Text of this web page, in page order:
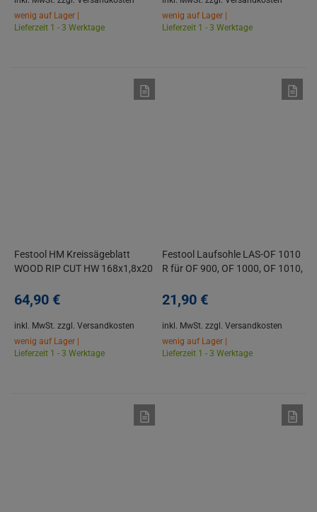
wenig auf Lager |
Lieferzeit 1 - 3 Werktage
wenig auf Lager |
Lieferzeit 1 - 3 Werktage
Festool HM Kreissägeblatt
WOOD RIP CUT HW 168x1,8x20
64,90 €
inkl. MwSt. zzgl. Versandkosten
wenig auf Lager |
Lieferzeit 1 - 3 Werktage
Festool Laufsohle LAS-OF 1010
R für OF 900, OF 1000, OF 1010,
21,90 €
inkl. MwSt. zzgl. Versandkosten
wenig auf Lager |
Lieferzeit 1 - 3 Werktage